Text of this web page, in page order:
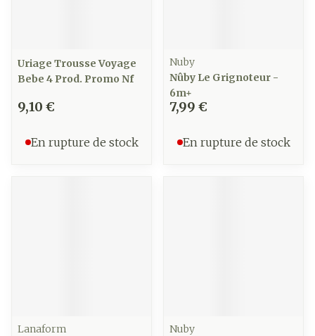
Uriage Trousse Voyage
Bebe 4 Prod. Promo Nf
9,10 €
En rupture de stock
Nuby
Nûby Le Grignoteur -
6m+
7,99 €
En rupture de stock
Lanaform
Nuby